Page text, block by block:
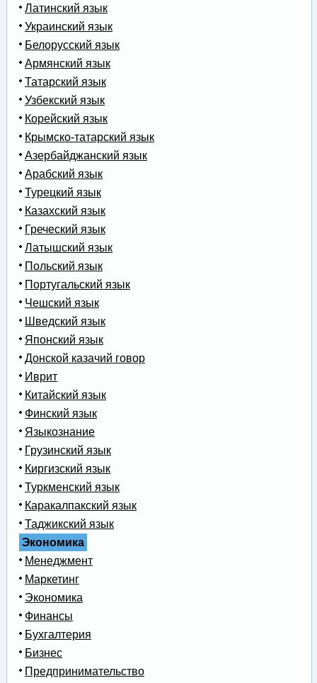
Латинский язык
Украинский язык
Белорусский язык
Армянский язык
Татарский язык
Узбекский язык
Корейский язык
Крымско-татарский язык
Азербайджанский язык
Арабский язык
Турецкий язык
Казахский язык
Греческий язык
Латышский язык
Польский язык
Португальский язык
Чешский язык
Шведский язык
Японский язык
Донской казачий говор
Иврит
Китайский язык
Финский язык
Языкознание
Грузинский язык
Киргизский язык
Туркменский язык
Каракалпакский язык
Таджикский язык
Экономика
Менеджмент
Маркетинг
Экономика
Финансы
Бухгалтерия
Бизнес
Предпринимательство